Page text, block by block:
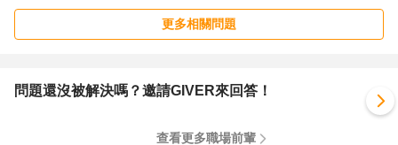
以下是一些自保的建議：
保留所有相關證據，例如：加班時間的記錄、與經理協商的
向律師諮詢，了解自己的權利和義務。
更多相關問題
問題還沒被解決嗎？邀請GIVER來回答！
查看更多職場前輩